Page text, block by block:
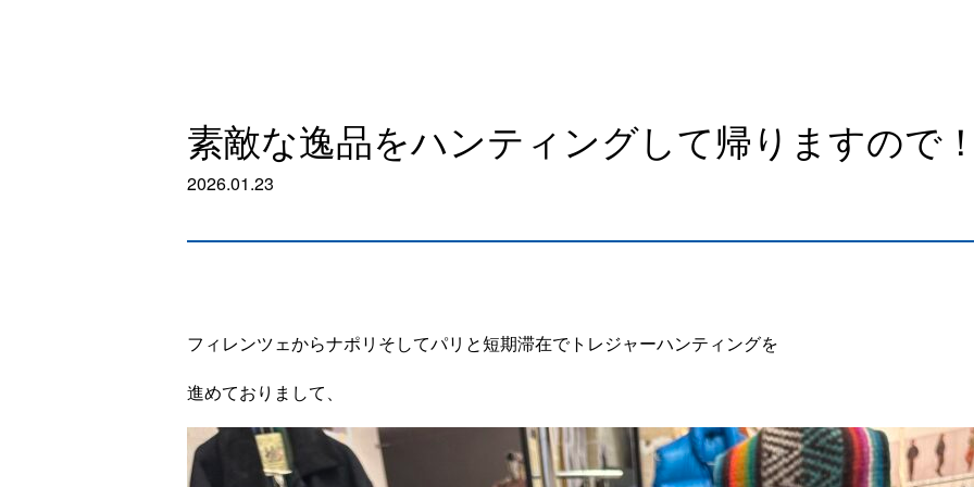
素敵な逸品をハンティングして帰りますので
2026.01.23
フィレンツェからナポリそしてパリと短期滞在でトレジャーハンティングを
進めておりまして、